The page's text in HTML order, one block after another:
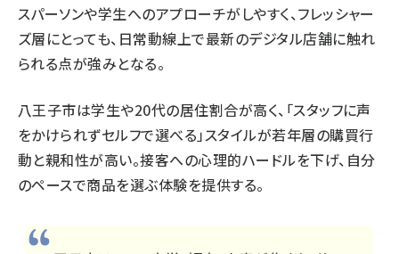
スパーソンや学生へのアプローチがしやすく、フレッシャー
ズ層にとっても、日常動線上で最新のデジタル店舗に触れ
られる点が強みとなる。
八王子市は学生や20代の居住割合が高く、「スタッフに声
をかけられずセルフで選べる」スタイルが若年層の購買行
動と親和性が高い。接客への心理的ハードルを下げ、自分
のペースで商品を選ぶ体験を提供する。